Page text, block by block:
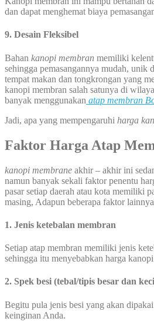
dan dapat menghemat biaya
9. Desain Fleksibel
Bahan kanopi membran memiliki
sehingga pemasangannya mudah, unik
tempat makan dan tongkrongan yang
kanopi membran salah satunya di
banyak menggunakan atap membran
Jadi, apa yang mempengaruhi harga
Faktor Harga Atap
kanopi membrane akhir – akhir ini
namun banyak sekali faktor penentu
pasar setiap daerah atau kota memiliki
masing, Adapun beberapa faktor
1. Jenis ketebalan membran
Setiap atap membran memiliki jenis
sehingga itu menyebabkan harga
2. Spek besi (tebal/tipis besar dan
Begitu pula jenis besi yang akan
keinginan Anda.